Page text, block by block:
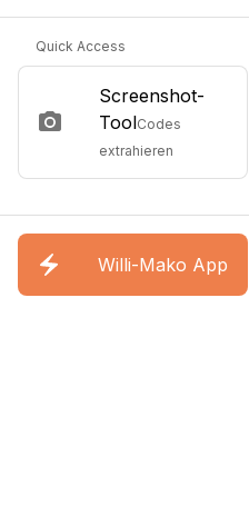
Quick Access
Screenshot-
ToolCodes
extrahieren
Willi-Mako App